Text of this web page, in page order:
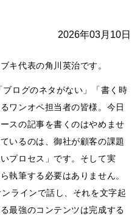
2026年03月10日
キ代表の角川英治です。
ブログのネタがない」「書く時
ワンオペ担当者の皆様。今日
スの記事を書くのはやめませ
いるのは、御社が顧客の課題
プロセス」です。そして実
執筆する必要はありません。
ラインで話し、それを文字起
最強のコンテンツは完成する